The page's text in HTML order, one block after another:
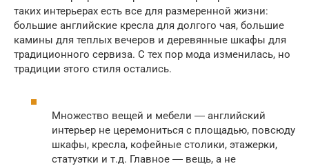
таких интерьерах есть все для размеренной жизни:
большие английские кресла для долгого чая, большие
камины для теплых вечеров и деревянные шкафы для
традиционного сервиза. С тех пор мода изменилась, но
традиции этого стиля остались.
Множество вещей и мебели ― английский
интерьер не церемониться с площадью, повсюду
шкафы, кресла, кофейные столики, этажерки,
статуэтки и т.д. Главное ― вещь, а не